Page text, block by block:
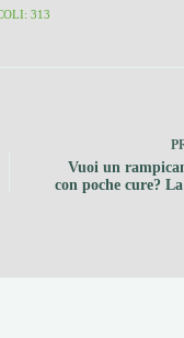
313
Vuoi un
con poche cure?